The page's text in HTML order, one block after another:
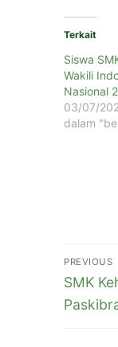
Terkait
Siswa
Wakili
Nasional
03/07/
dalam
PREVIOUS
SMK